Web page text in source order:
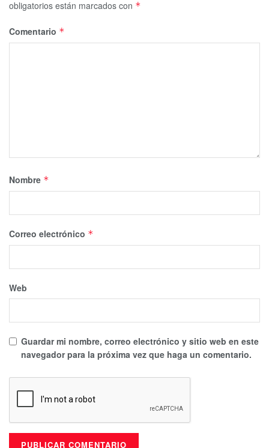
obligatorios están marcados con *
Comentario *
Nombre *
Correo electrónico *
Web
Guardar mi nombre, correo electrónico y sitio web en este
navegador para la próxima vez que haga un comentario.